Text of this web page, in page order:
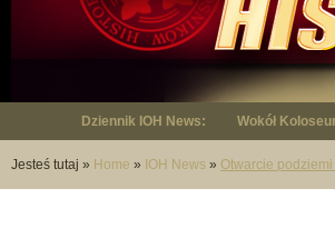
Dziennik IOH News: "Niepodległy -
Jesteś tutaj » Home » IOH News » Otwarcie